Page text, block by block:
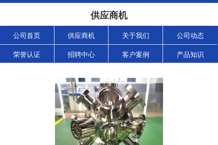
供应商机
公司首页 供应商机 关于我们 公司动态
荣誉认证 招聘中心 客户案例 产品知识